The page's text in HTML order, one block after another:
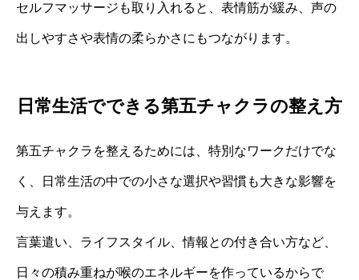
セルフマッサージも取り入れると、表情筋が緩み、声の
出しやすさや表情の柔らかさにもつながります。
日常生活でできる第五チャクラの整え方
第五チャクラを整えるためには、特別なワークだけでな
く、日常生活の中での小さな選択や習慣も大きな影響を
与えます。
言葉遣い、ライフスタイル、情報との付き合い方など、
日々の積み重ねが喉のエネルギーを作っているからで